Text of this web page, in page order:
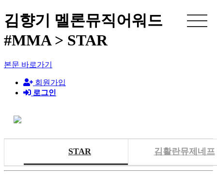
김향기 멜론뮤직어워드
#MMA > STAR
본문 바로가기
회원가입
로그인
STAR 김활란뮤제네프